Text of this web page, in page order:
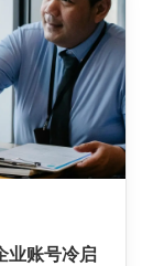
业账号冷启